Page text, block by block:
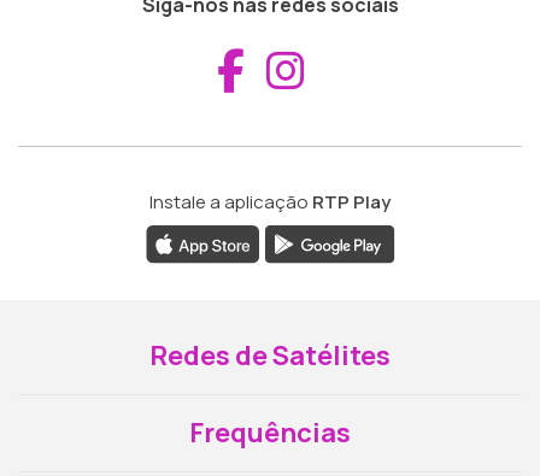
Aceder ao
Instale a aplicação RTP Play
Redes de Satélites
Frequências